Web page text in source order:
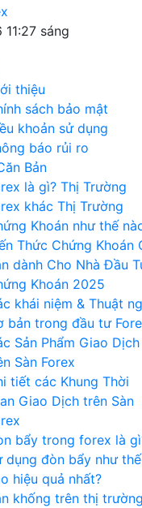
Khoán và Forex
sáng
thiệu
sách bảo mật
khoản sử dụng
báo rủi ro
Bản
là gì? Thị Trường
khác Thị Trường
Khoán như thế
Thức Chứng Khoán
dành Cho Nhà Đầu
Khoán 2025
khái niệm & Thuật
bản trong đầu tư
Sản Phẩm Giao Dịch
Sàn Forex
tiết các Khung Thời
Giao Dịch trên Sàn
bẩy trong forex là
dụng đòn bẩy như thế
hiệu quả nhất?
khống trên thị trường